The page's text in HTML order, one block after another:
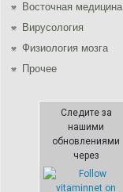
Восточная медицина
Вирусология
Физиология мозга
Прочее
Следите за
нашими
обновлениями
через